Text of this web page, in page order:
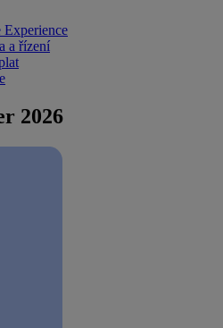
a řízení
2026